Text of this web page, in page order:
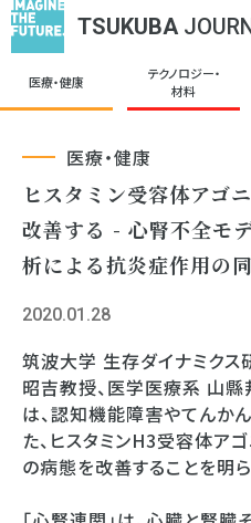
TSUKUBA
医療・健康
テクノロジー・
材料
医療・健康
ヒスタミン受容体アゴ
改善する - 心腎不全モ
析による抗炎症作用の
2020.01.28
筑波大学 生存ダイナミク
昭吉教授、医学医療系 山
は、認知機能障害やてんか
た、ヒスタミンH3受容体ア
の病態を改善することを明